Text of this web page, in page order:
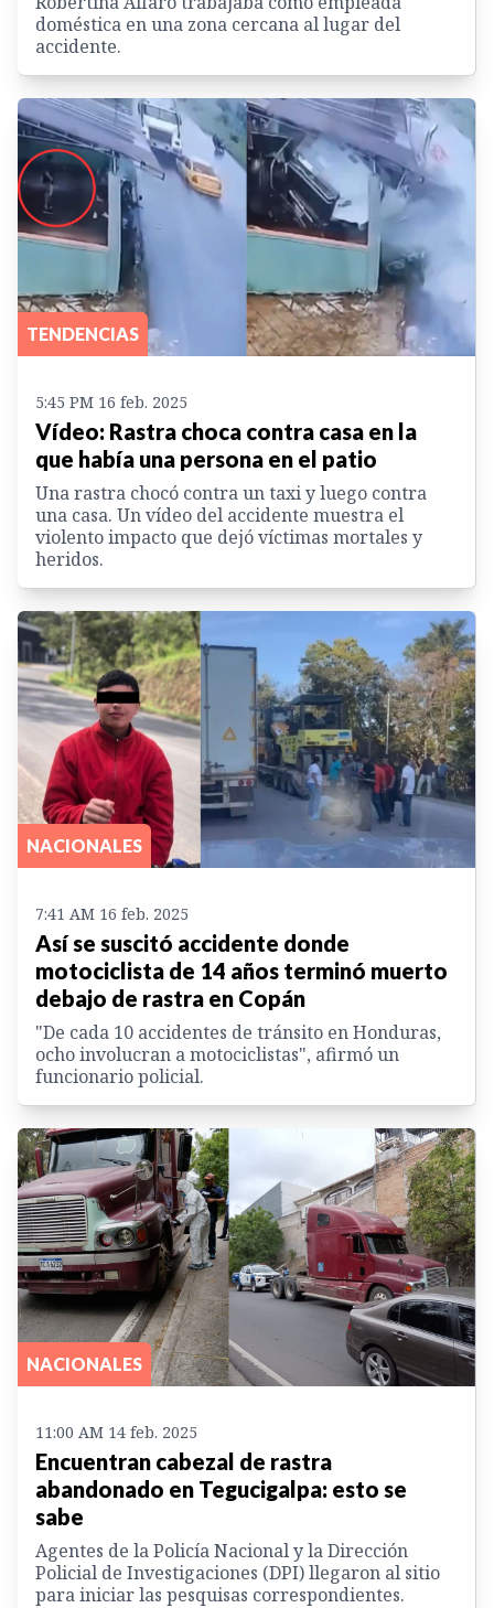
doméstica en una zona cercana al lugar del
accidente.
TENDENCIAS
5:45 PM 16 feb. 2025
Vídeo: Rastra choca contra casa en la
que había una persona en el patio
Una rastra chocó contra un taxi y luego contra
una casa. Un vídeo del accidente muestra el
violento impacto que dejó víctimas mortales y
heridos.
NACIONALES
7:41 AM 16 feb. 2025
Así se suscitó accidente donde
motociclista de 14 años terminó muerto
debajo de rastra en Copán
"De cada 10 accidentes de tránsito en Honduras,
ocho involucran a motociclistas", afirmó un
funcionario policial.
NACIONALES
11:00 AM 14 feb. 2025
Encuentran cabezal de rastra
abandonado en Tegucigalpa: esto se
sabe
Agentes de la Policía Nacional y la Dirección
Policial de Investigaciones (DPI) llegaron al sitio
para iniciar las pesquisas correspondientes.